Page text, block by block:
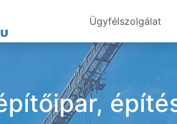
Ügyfélszolgálat